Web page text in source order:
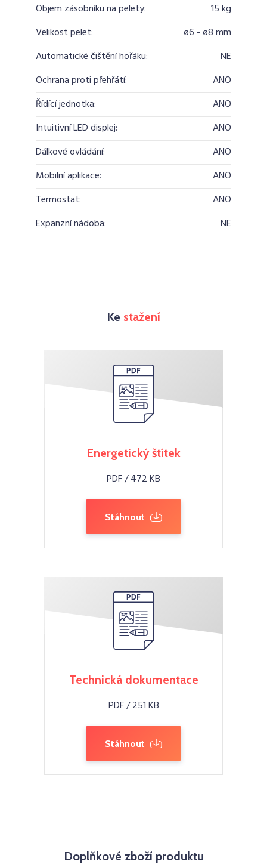
Objem zásobníku na pelety:
15 kg
Velikost pelet:
ø6 - ø8 mm
Automatické čištění hořáku:
NE
Ochrana proti přehřátí:
ANO
Řídící jednotka:
ANO
Intuitivní LED displej:
ANO
Dálkové ovládání:
ANO
Mobilní aplikace:
ANO
Termostat:
ANO
Expanzní nádoba:
NE
Ke stažení
Energetický štítek
PDF / 472 KB
Stáhnout
Technická dokumentace
PDF / 251 KB
Stáhnout
Doplňkové zboží produktu